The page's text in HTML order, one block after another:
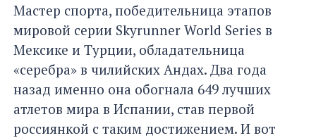
Мастер спорта, победительница этапов
мировой серии Skyrunner World Series в
Мексике и Турции, обладательница
«серебра» в чилийских Андах. Два года
назад именно она обогнала 649 лучших
атлетов мира в Испании, став первой
россиянкой с таким достижением. И вот